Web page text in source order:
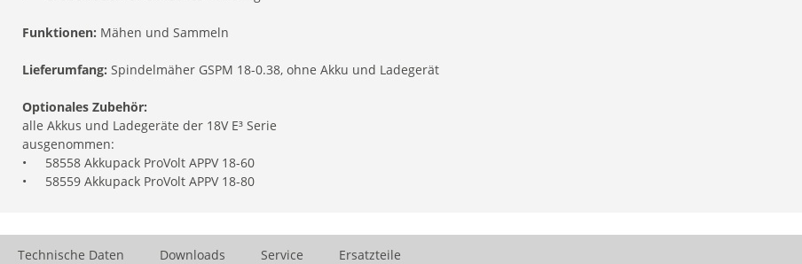
Funktionen: Mähen und Sammeln
Lieferumfang: Spindelmäher GSPM 18-0.38, ohne Akku und Ladegerät
Optionales Zubehör:
alle Akkus und Ladegeräte der 18V E³ Serie
ausgenommen:
•
58558 Akkupack ProVolt APPV 18-60
•
58559 Akkupack ProVolt APPV 18-80
Technische Daten Downloads Service Ersatzteile